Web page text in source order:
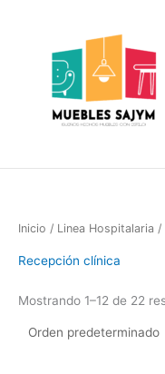
contenido
Inicio / Linea Hospitalaria /
Recepción clínica
Mostrando 1–12 de 22